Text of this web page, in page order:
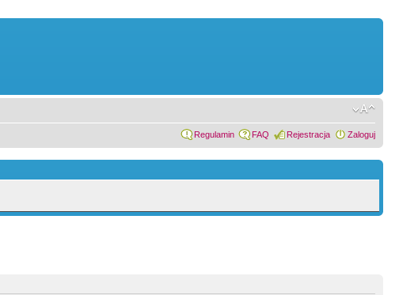
Regulamin FAQ Rejestracja Zaloguj